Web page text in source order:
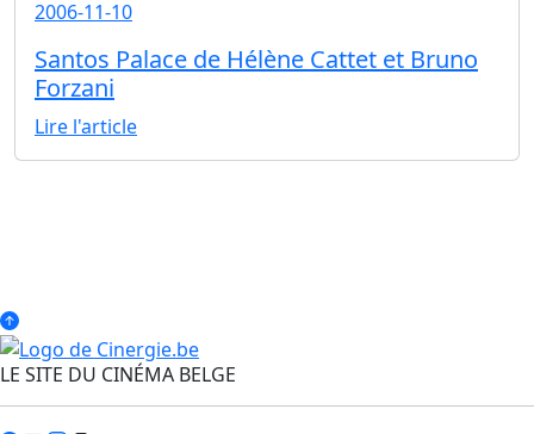
2006-11-10
Santos Palace de Hélène Cattet et Bruno
Forzani
Lire l'article
LE SITE DU CINÉMA BELGE